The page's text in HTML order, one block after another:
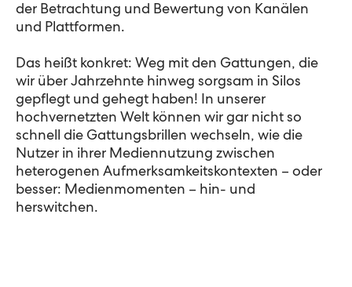
der Betrachtung und Bewertung von Kanälen
und Plattformen.
Das heißt konkret: Weg mit den Gattungen, die
wir über Jahrzehnte hinweg sorgsam in Silos
gepflegt und gehegt haben! In unserer
hochvernetzten Welt können wir gar nicht so
schnell die Gattungsbrillen wechseln, wie die
Nutzer in ihrer Mediennutzung zwischen
heterogenen Aufmerksamkeitskontexten – oder
besser: Medienmomenten – hin- und
herswitchen.